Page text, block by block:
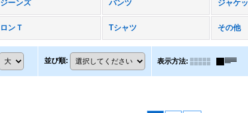
ジーンズ パンツ ジャケ
ロンＴ Tシャツ その他
並び順: 表示方法: